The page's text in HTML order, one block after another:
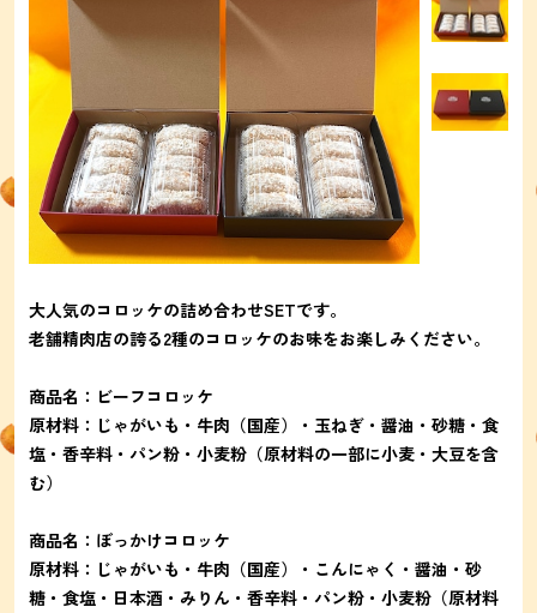
大人気のコロッケの詰め合わせSETです。
老舗精肉店の誇る2種のコロッケのお味をお楽しみください。
商品名：ビーフコロッケ
原材料：じゃがいも・牛肉（国産）・玉ねぎ・醤油・砂糖・食
塩・香辛料・パン粉・小麦粉（原材料の一部に小麦・大豆を含
む）
商品名：ぼっかけコロッケ
原材料：じゃがいも・牛肉（国産）・こんにゃく・醤油・砂
糖・食塩・日本酒・みりん・香辛料・パン粉・小麦粉（原材料